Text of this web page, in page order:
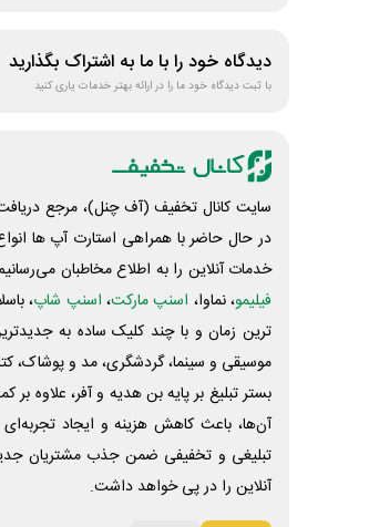
دیدگاه خود را با ما به اشتراک بگذارید
با ثبت دیدگاه خود ما را در ارائه بهتر خدمات یاری کنید
سایت کانال تخفیف (آف چنل)، مرجع
در حال حاضر با همراهی استارت آپ ها
خدمات آنلاین را به اطلاع مخاطبان
فیلیمو، نماوا، اسنپ مارکت، اسنپ شاپ،
ترین زمان و با چند کلیک ساده به
موسیقی و سینما، گردشگری، مد و پوشاک،
بستر تبلیغ بر پایه بن هدیه و آفر، علاوه
آن‌ها، باعث کاهش هزینه و ایجاد
تبلیغی و تخفیفی ضمن جذب مشتریان
آنلاین را در پی خواهد داشت.